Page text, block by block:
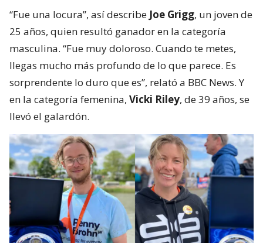
“Fue una locura”, así describe Joe Grigg, un joven de
25 años, quien resultó ganador en la categoría
masculina. “Fue muy doloroso. Cuando te metes,
llegas mucho más profundo de lo que parece. Es
sorprendente lo duro que es”, relató a BBC News. Y
en la categoría femenina, Vicki Riley, de 39 años, se
llevó el galardón.